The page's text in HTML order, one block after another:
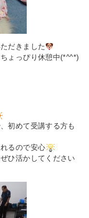
だきました
ょっぴり休憩中(*^^*)
初めて受講する方も
るので安心
ひ活かしてください